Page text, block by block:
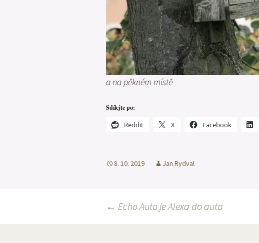
a na pěkném místě
Sdílejte po:
Reddit X Facebook
8. 10. 2019 Jan Rydval
← Echo Auto je Alexa do auta